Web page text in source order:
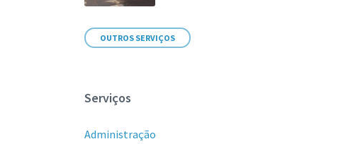
OUTROS SERVIÇOS
Serviços
Administração